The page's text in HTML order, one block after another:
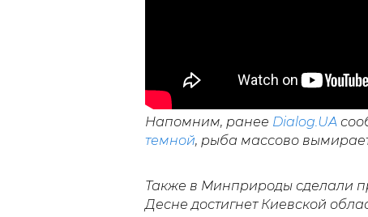
Напомним, ранее Dialog.UA
темной, рыба массово
Также в Минприроды сделали
Десне достигнет Киевской